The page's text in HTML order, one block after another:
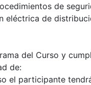
de
eléctrica de
del Curso y
de:
el participante